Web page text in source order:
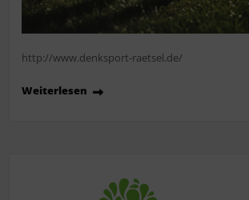
http://www.denksport-raetsel.de/
Weiterlesen